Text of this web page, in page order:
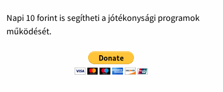
Napi 10 forint is segítheti a jótékonysági programok
működését.